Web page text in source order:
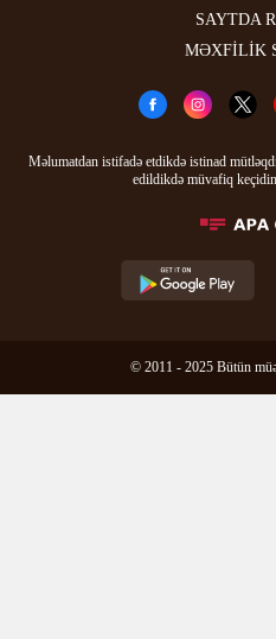
SAYTDA
MƏXFİLİK
Məlumatdan istifadə etdikdə istinad
edildikdə müvafiq
© 2011 - 2025 Bütün